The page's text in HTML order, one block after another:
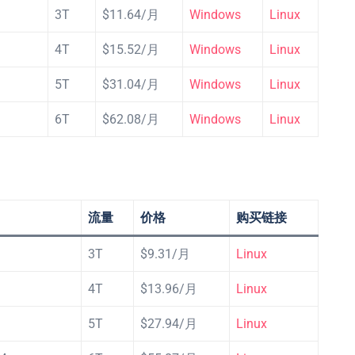
3T $11.64/月 Windows Linux
4T $15.52/月 Windows Linux
5T $31.04/月 Windows Linux
6T $62.08/月 Windows Linux
流量 价格 购买链接
3T $9.31/月 Linux
4T $13.96/月 Linux
5T $27.94/月 Linux